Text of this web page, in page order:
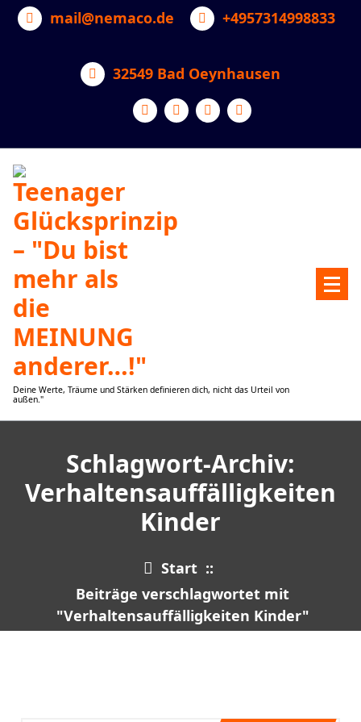
Zum
Inhalt
mail@nemaco.de +4957314998833
32549 Bad Oeynhausen
Deine Werte, Träume und Stärken definieren dich, nicht das Urteil von
außen."
Schlagwort-Archiv:
Verhaltensauffälligkeiten
Kinder
Start ::
Beiträge verschlagwortet mit
"Verhaltensauffälligkeiten Kinder"